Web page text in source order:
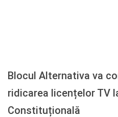
Blocul Alternativa va
ridicarea licențelor TV
Constituțională